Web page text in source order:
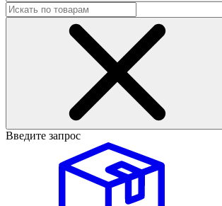
Введите запрос